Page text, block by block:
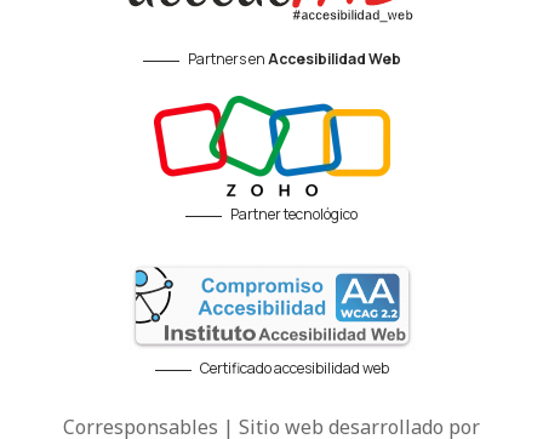
Partners enAccesibilidad Web
Partner tecnológico
Certificado accesibilidad web
Corresponsables | Sitio web desarrollado por